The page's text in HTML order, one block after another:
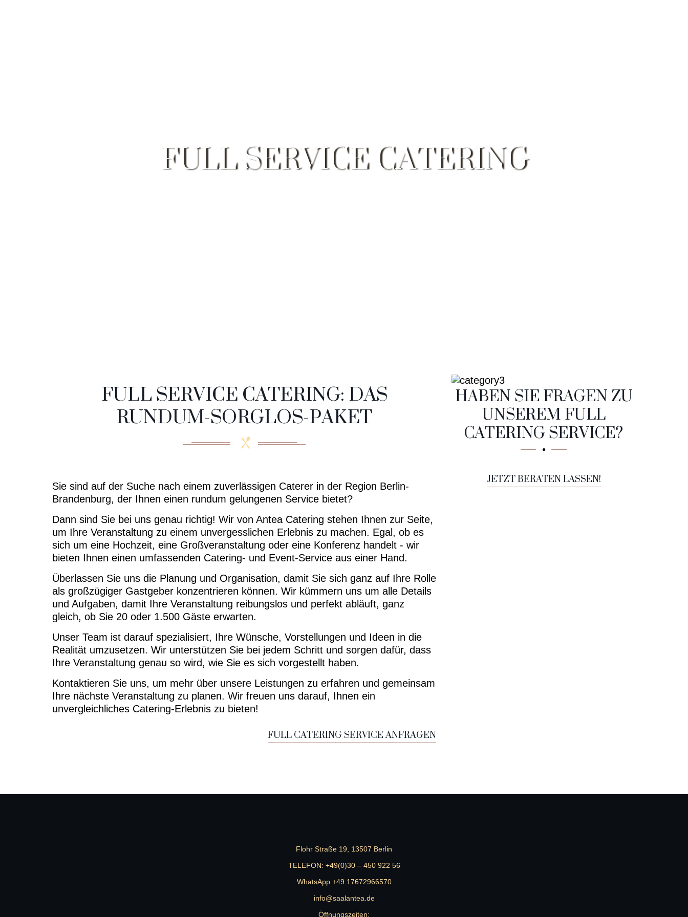
FULL SERVICE CATERING
FULL SERVICE CATERING: DAS
RUNDUM-SORGLOS-PAKET
Sie sind auf der Suche nach einem zuverlässigen Caterer in der Region Berlin-
Brandenburg, der Ihnen einen rundum gelungenen Service bietet?
Dann sind Sie bei uns genau richtig! Wir von Antea Catering stehen Ihnen zur Seite,
um Ihre Veranstaltung zu einem unvergesslichen Erlebnis zu machen. Egal, ob es
sich um eine Hochzeit, eine Großveranstaltung oder eine Konferenz handelt - wir
bieten Ihnen einen umfassenden Catering- und Event-Service aus einer Hand.
Überlassen Sie uns die Planung und Organisation, damit Sie sich ganz auf Ihre Rolle
als großzügiger Gastgeber konzentrieren können. Wir kümmern uns um alle Details
und Aufgaben, damit Ihre Veranstaltung reibungslos und perfekt abläuft, ganz
gleich, ob Sie 20 oder 1.500 Gäste erwarten.
Unser Team ist darauf spezialisiert, Ihre Wünsche, Vorstellungen und Ideen in die
Realität umzusetzen. Wir unterstützen Sie bei jedem Schritt und sorgen dafür, dass
Ihre Veranstaltung genau so wird, wie Sie es sich vorgestellt haben.
Kontaktieren Sie uns, um mehr über unsere Leistungen zu erfahren und gemeinsam
Ihre nächste Veranstaltung zu planen. Wir freuen uns darauf, Ihnen ein
unvergleichliches Catering-Erlebnis zu bieten!
FULL CATERING SERVICE ANFRAGEN
HABEN SIE FRAGEN ZU
UNSEREM FULL
CATERING SERVICE?
JETZT BERATEN LASSEN!
Flohr Straße 19, 13507 Berlin
TELEFON: +49(0)30 – 450 922 56
WhatsApp +49 17672966570
info@saalantea.de
Öffnungszeiten: